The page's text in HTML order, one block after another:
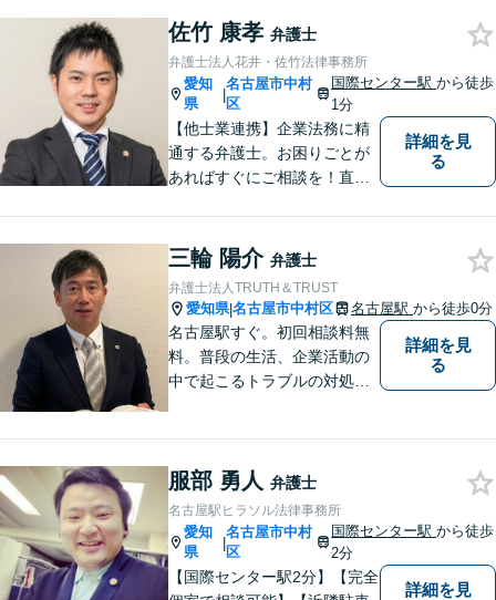
せていただきます。お一人で
悩まず、まずはお気軽にご相
談ください。
佐竹 康孝 弁護士
弁護士法人花井・佐竹法律事務所
愛知
県
|
名古屋市中村
区
国際センター駅から徒歩
1分
【他士業連携】企業法務に精
通する弁護士。お困りごとが
あればすぐにご相談を！直面
務所には無いリーガルサービ
スを提供したいという思い
で、日々挑戦してまいりま
す。【土日夜間対応】
詳細を見
る
三輪 陽介 弁護士
弁護士法人TRUTH＆TRUST
愛知県|名古屋市中村区 名古屋駅 から徒歩0分
名古屋駅すぐ。初回相談料無
料。普段の生活、企業活動の
中で起こるトラブルの対処に
にとって一番良い解決は何か
を考え、最善の解決を目指し
ます。
詳細を見
る
服部 勇人 弁護士
名古屋駅ヒラソル法律事務所
愛知
県
|
名古屋市中村
区
国際センター駅から徒歩
2分
【国際センター駅2分】【完全
詳細を見